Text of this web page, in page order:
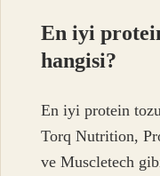
En iyi
hangisi?
En iyi protein
Torq Nutrition,
ve Muscletech